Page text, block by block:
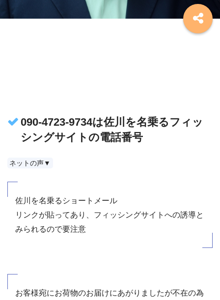
090-4723-9734は佐川を名乗るフィッ
シングサイトの電話番号
ネットの声▼
佐川を名乗るショートメール
リンクが貼ってあり、フィッシングサイトへの誘導と
みられるので要注意
お客様宛にお荷物のお届けにあがりましたが不在の為